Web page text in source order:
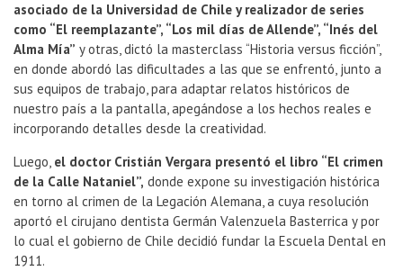
asociado de la Universidad de Chile y realizador de series
como “El reemplazante”, “Los mil días de Allende”, “Inés del
Alma Mía” y otras, dictó la masterclass “Historia versus ficción”,
en donde abordó las dificultades a las que se enfrentó, junto a
sus equipos de trabajo, para adaptar relatos históricos de
nuestro país a la pantalla, apegándose a los hechos reales e
incorporando detalles desde la creatividad.
Luego, el doctor Cristián Vergara presentó el libro “El crimen
de la Calle Nataniel”, donde expone su investigación histórica
en torno al crimen de la Legación Alemana, a cuya resolución
aportó el cirujano dentista Germán Valenzuela Basterrica y por
lo cual el gobierno de Chile decidió fundar la Escuela Dental en
1911.